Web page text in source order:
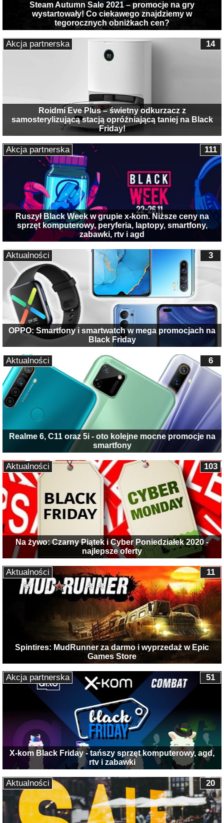
Steam Autumn Sale 2021 – promocje na gry
wystartowały! Co ciekawego znajdziemy w
tegorocznych obniżkach cen?
Roidmi Eve Plus – świetny odkurzacz z
samosterylizującą stacją opróżniającą taniej na Black
Friday!
14
Akcja partnerska
Ruszył Black Week w grupie x-kom. Niższe ceny na
sprzęt komputerowy, peryferia, laptopy, smartfony,
zabawki, rtv i agd
111
Akcja partnerska
OPPO: Smartfony i smartwatch w mega promocjach na
Black Friday
3
Aktualności
Realme 6, C11 oraz 5i - oto kolejne mocne promocje na
smartfony
6
Aktualności
Na żywo: Czarny Piątek i Cyber Poniedziałek 2020 -
najlepsze oferty
103
Aktualności
Spintires: MudRunner za darmo i wyprzedaż w Epic
Games Store
11
Aktualności
X-kom Black Friday - tańszy sprzęt komputerowy, agd,
rtv i zabawki
51
Akcja partnerska
20
Aktualności